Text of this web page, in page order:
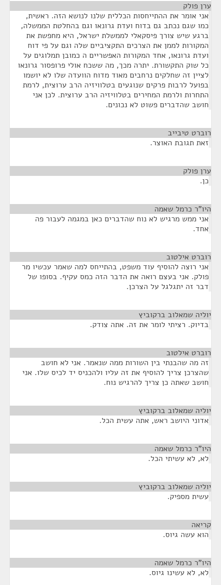
ערן פולק
אני אומר את ההתייחסות הכללית שלנו לנושא הזה. ראשית,
כמו שגם נכתב גם בדוח ועדת גרונאו וגם בהחלטת הממשלה,
ברגע שיש צורך פיסקאלי לממשלת ישראל, היא מחפשת את
המקורות לממן את הצרכים התקציביים שלה וגם על פי דוח
ועדת גרונאו, אחד המקורות האפשריים ה כמובן תמלוגים על
כל שוק התקשורת. יתרה מכך, מה ששכח אולי פרופסור גרונאו
לציין זה שחלקים נרחבים מאוד מדוח הוועדה שלו לא יושמו
בפועל לרבות פרקים שנוגעים בטלוויזיה הרב ערוצית, לרמת
התחרות ולרמת המחירים בטלוויזיה הרב ערוצית. לכן אני
חושב שהדברים פשוט לא נכונים.
רוברט טיבייב
זאת תגובת האוצר.
ערן פולק
כן.
היו"ר כרמל שאמה
אני ממש מרגיש לא נוח שהדברים כאן במגמה לעבור פה
אחד.
רוברט אילטוב
אני רוצה להוסיף עוד משפט, בהתייחס למה שאמר עכשיו מר
פולק. אני בעצם רואה את הדבר הזה כמס עקיף. בסופו של
דבר זה יתגלגל על הצרכן.
יוליה שמאלוב ברקוביץ
בדיוק. רציתי לומר את זה. אתה צודק.
רוברט אילטוב
זה מה שהבנתי בין השורות ממה שנאמר. אני לא חושב
שהצרכן צריך להוסיף את זה עליו ולהכניס יד לכיס שלו. אני
חושב שאתה כן צריך להרגיש נוח.
יוליה שמאלוב ברקוביץ
אדוני היושב ראש, אתה עשית הכל.
היו"ר כרמל שאמה
לא, לא עשיתי הכל.
יוליה שמאלוב ברקוביץ
עשית מספיק.
קריאה
הוא עשה גיוס.
היו"ר כרמל שאמה
לא, לא עשינו גיוס.